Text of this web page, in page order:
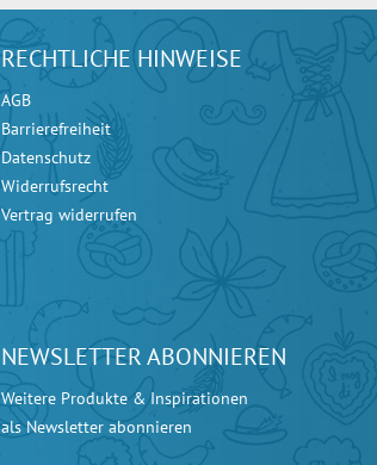
RECHTLICHE HINWEISE
AGB
Barrierefreiheit
Datenschutz
Widerrufsrecht
Vertrag widerrufen
NEWSLETTER ABONNIEREN
Weitere Produkte & Inspirationen
als Newsletter abonnieren